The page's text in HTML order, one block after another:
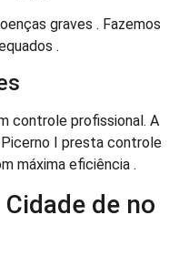
graves . Fazemos
.
controle profissional. A
I presta controle
máxima eficiência .
de no